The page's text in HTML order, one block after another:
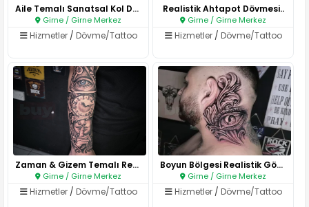
Aile Temalı Sanatsal Kol Dövme..
Girne / Girne Merkez
Hizmetler/ Dövme/Tattoo
Realistik Ahtapot Dövmesi..
Girne / Girne Merkez
Hizmetler/ Dövme/Tattoo
Zaman & Gizem Temalı Realistik..
Girne / Girne Merkez
Hizmetler/ Dövme/Tattoo
Boyun Bölgesi Realistik Göz Dö..
Girne / Girne Merkez
Hizmetler/ Dövme/Tattoo